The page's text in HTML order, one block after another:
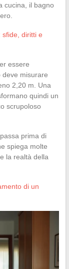
cucina, il bagno
diritti e
essere
deve misurare
2,20 m. Una
quindi un
scrupoloso
prima di
spiega molte
la realtà della
di un